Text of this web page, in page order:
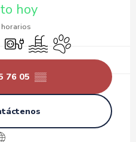
hoy
/ Zona de juegos
Refrigerio
Conexiones eléctricas
PiscinaSe aceptan animales
76 05 ▒▒